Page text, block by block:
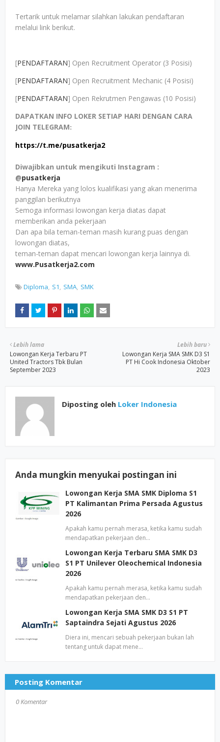
Tertarik untuk melamar silahkan lakukan pendaftaran
melalui link berikut.
[PENDAFTARAN] Open Recruitment Operator (3 Posisi)
[PENDAFTARAN] Open Recruitment Mechanic (4 Posisi)
[PENDAFTARAN] Open Rekrutmen Pengawas (10 Posisi)
DAPATKAN INFO LOKER SETIAP HARI DENGAN CARA
JOIN TELEGRAM:
https://t.me/pusatkerja2
Diwajibkan untuk mengikuti Instagram :
@pusatkerja
Hanya Mereka yang lolos kualifikasi yang akan menerima
panggilan berikutnya
Semoga informasi lowongan kerja diatas dapat
memberikan anda pekerjaan
Dan apa bila teman-teman masih kurang puas dengan
lowongan diatas,
teman-teman dapat mencari lowongan kerja lainnya di.
www.Pusatkerja2.com
Diploma S1 SMA SMK
Lebih baru
Lowongan Kerja SMA SMK D3 S1
PT Hi Cook Indonesia Oktober
2023
Lebih lama
Lowongan Kerja Terbaru PT
United Tractors Tbk Bulan
September 2023
Diposting oleh Loker Indonesia
Anda mungkin menyukai postingan ini
Lowongan Kerja SMA SMK Diploma S1
PT Kalimantan Prima Persada Agustus
2026
Apakah kamu pernah merasa, ketika kamu sudah
mendapatkan pekerjaan den…
Lowongan Kerja Terbaru SMA SMK D3
S1 PT Unilever Oleochemical Indonesia
2026
Apakah kamu pernah merasa, ketika kamu sudah
mendapatkan pekerjaan den…
Lowongan Kerja SMA SMK D3 S1 PT
Saptaindra Sejati Agustus 2026
Diera ini, mencari sebuah pekerjaan bukan lah
tentang untuk dapat mene…
Posting Komentar
0 Komentar